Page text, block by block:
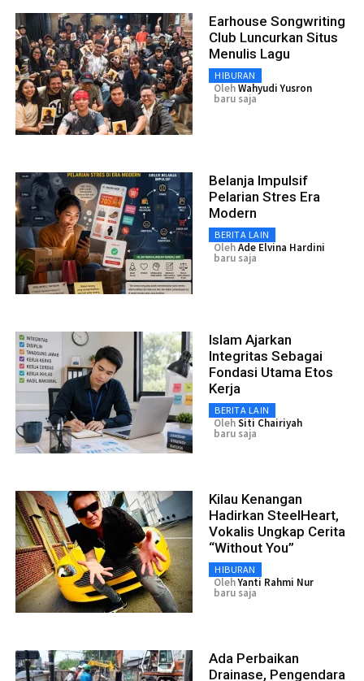
Earhouse Songwriting
Club Luncurkan Situs
Menulis Lagu
HIBURAN
OlehWahyudi Yusron
baru saja
Belanja Impulsif
Pelarian Stres Era
Modern
BERITA LAIN
OlehAde Elvina Hardini
baru saja
Islam Ajarkan
Integritas Sebagai
Fondasi Utama Etos
Kerja
BERITA LAIN
OlehSiti Chairiyah
baru saja
Kilau Kenangan
Hadirkan SteelHeart,
Vokalis Ungkap Cerita
“Without You”
HIBURAN
OlehYanti Rahmi Nur
baru saja
Ada Perbaikan
Drainase, Pengendara